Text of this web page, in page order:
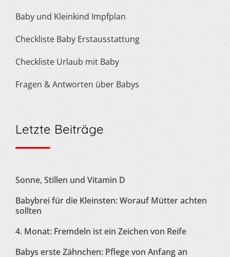
Baby und Kleinkind Impfplan
Checkliste Baby Erstausstattung
Checkliste Urlaub mit Baby
Fragen & Antworten über Babys
Letzte Beiträge
Sonne, Stillen und Vitamin D
Babybrei für die Kleinsten: Worauf Mütter achten
sollten
4. Monat: Fremdeln ist ein Zeichen von Reife
Babys erste Zähnchen: Pflege von Anfang an